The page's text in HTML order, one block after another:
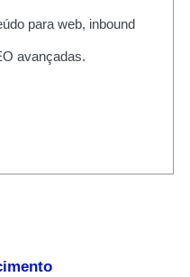
para web, inbound
avançadas.